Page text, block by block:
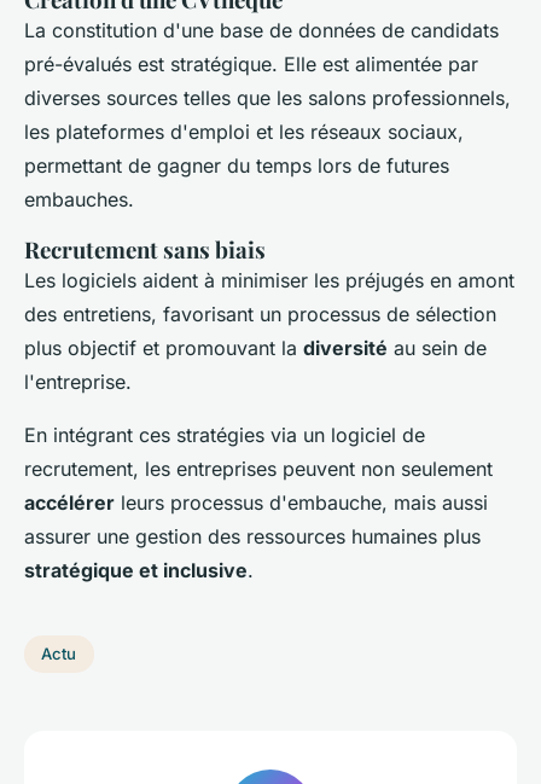
La constitution d'une base de données de candidats
pré-évalués est stratégique. Elle est alimentée par
diverses sources telles que les salons professionnels,
les plateformes d'emploi et les réseaux sociaux,
permettant de gagner du temps lors de futures
embauches.
Recrutement sans biais
Les logiciels aident à minimiser les préjugés en amont
des entretiens, favorisant un processus de sélection
plus objectif et promouvant la diversité au sein de
l'entreprise.
En intégrant ces stratégies via un logiciel de
recrutement, les entreprises peuvent non seulement
accélérer leurs processus d'embauche, mais aussi
assurer une gestion des ressources humaines plus
stratégique et inclusive.
Actu